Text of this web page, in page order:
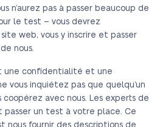
n’aurez pas à passer beaucoup de
le test – vous devrez
web, vous y inscrire et passer
nous.
une confidentialité et une
vous inquiétez pas que quelqu’un
coopérez avec nous. Les experts de
un test à votre place. Ce
nous fournir des descriptions de